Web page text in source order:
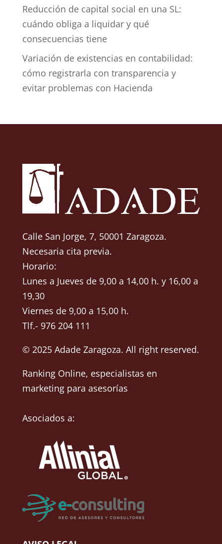
Reducción de capital social en una SL:
cuándo obliga a liquidar y qué
consecuencias tiene
Variación de existencias en contabilidad:
cómo registrarla con transparencia y
evitar problemas con Hacienda
Calle San Jorge, 7, 50001 Zaragoza.
Necesaria cita previa.
Horario:
Lunes a Jueves de 9,00 a 14,00 h. y 16,00 a
19,30
Viernes de 9,00 a 15,00 h.
Tlf.- 976 204 111
© 2025 Adade Zaragoza. All right reserved.
Ranking Online, especialistas en
marketing para asesorías
Asociados a: